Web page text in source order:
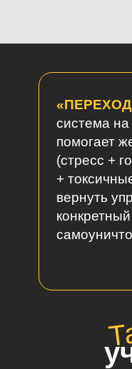
система на
помогает
(стресс +
+
вернуть